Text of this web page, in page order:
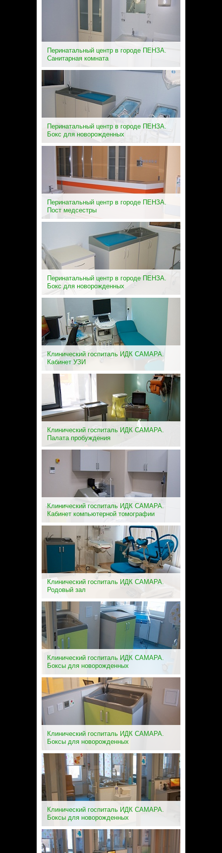
Перинатальный центр в городе ПЕНЗА.
Санитарная комната
Перинатальный центр в городе ПЕНЗА.
Бокс для новорожденных
Перинатальный центр в городе ПЕНЗА.
Пост медсестры
Перинатальный центр в городе ПЕНЗА.
Бокс для новорожденных
Клинический госпиталь ИДК САМАРА.
Кабинет УЗИ
Клинический госпиталь ИДК САМАРА.
Палата пробуждения
Клинический госпиталь ИДК САМАРА.
Кабинет компьютерной томографии
Клинический госпиталь ИДК САМАРА.
Родовый зал
Клинический госпиталь ИДК САМАРА.
Боксы для новорожденных
Клинический госпиталь ИДК САМАРА.
Боксы для новорожденных
Клинический госпиталь ИДК САМАРА.
Боксы для новорожденных